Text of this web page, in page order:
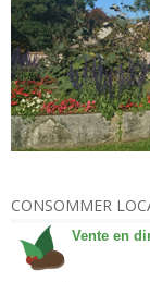
CONSOMMER
Vente en